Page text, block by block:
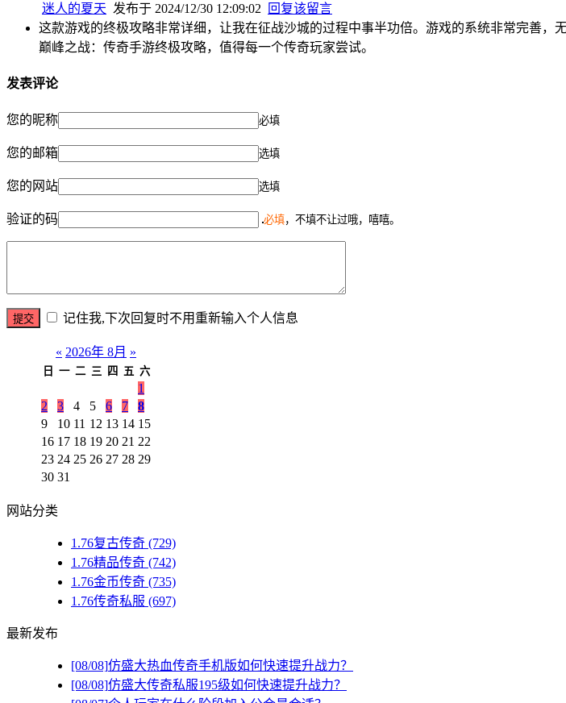
迷人的夏天 发布于 2024/12/30 12:09:02
回复该留言
这款游戏的终极攻略非常详细，让我在征战沙城的过程中事半功倍。游戏的系统非常完善，
巅峰之战：传奇手游终极攻略，值得每一个传奇玩家尝试。
发表评论
您的昵称 必填
您的邮箱 选填
您的网站 选填
验证的码 必填，不填不让过哦，嘻嘻。
记住我,下次回复时不用重新输入个人信息
« 2026年 8月 »
日 一 二 三 四 五 六
1
2
3 4 5 6 7
8
9
10 11 12 13 14 15
16 17 18 19 20 21 22
23 24 25 26 27 28 29
30 31
网站分类
1.76复古传奇 (729)
1.76精品传奇 (742)
1.76金币传奇 (735)
1.76传奇私服 (697)
最新发布
[08/08]仿盛大热血传奇手机版如何快速提升战力？
[08/08]仿盛大传奇私服195级如何快速提升战力？